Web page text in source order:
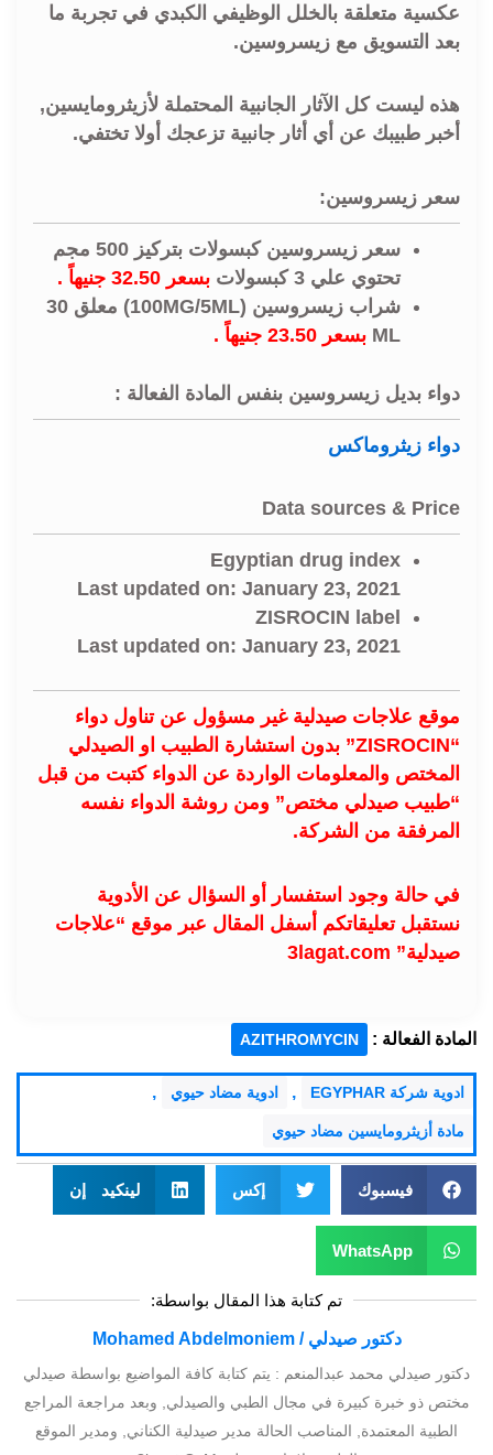
عكسية متعلقة بالخلل الوظيفي الكبدي في تجربة ما
بعد التسويق مع زيسروسين.
هذه ليست كل الآثار الجانبية المحتملة لأزيثرومايسين,
أخبر طبيبك عن أي أثار جانبية تزعجك أولا تختفي.
سعر زيسروسين:
سعر زيسروسين كبسولات بتركيز 500 مجم
تحتوي علي 3 كبسولات
بسعر 32.50 جنيهاً .
شراب زيسروسين (100MG/5ML) معلق 30
ML بسعر 23.50 جنيهاً .
دواء بديل زيسروسين بنفس المادة الفعالة :
دواء زيثروماكس
Data sources & Price
Egyptian drug index
Last updated on: January 23, 2021
ZISROCIN label
Last updated on: January 23, 2021
موقع علاجات صيدلية غير مسؤول عن تناول دواء
“ZISROCIN” بدون استشارة الطبيب او الصيدلي
المختص والمعلومات الواردة عن الدواء كتبت من قبل
“طبيب صيدلي مختص” ومن روشة الدواء نفسه
المرفقة من الشركة.
في حالة وجود استفسار أو السؤال عن الأدوية
نستقبل تعليقاتكم أسفل المقال عبر موقع “علاجات
صيدلية” 3lagat.com
المادة الفعالة : AZITHROMYCIN
ادوية شركة EGYPHAR , ادوية مضاد حيوي ,
مادة أزيثرومايسين مضاد حيوي
فيسبوك إكس لينكيد إن
WhatsApp
تم كتابة هذا المقال بواسطة:
دكتور صيدلي / Mohamed Abdelmoniem
دكتور صيدلي محمد عبدالمنعم : يتم كتابة كافة المواضيع بواسطة صيدلي
مختص ذو خبرة كبيرة في مجال الطبي والصيدلي, وبعد مراجعة المراجع
الطبية المعتمدة, المناصب الحالة مدير صيدلية الكناني, ومدير الموقع